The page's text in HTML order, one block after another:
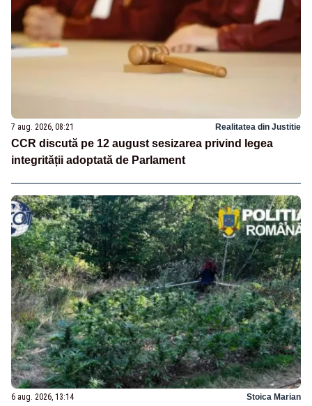
7 aug. 2026, 08:21 Realitatea din Justitie
CCR discută pe 12 august sesizarea privind legea
integrității adoptată de Parlament
6 aug. 2026, 13:14 Stoica Marian